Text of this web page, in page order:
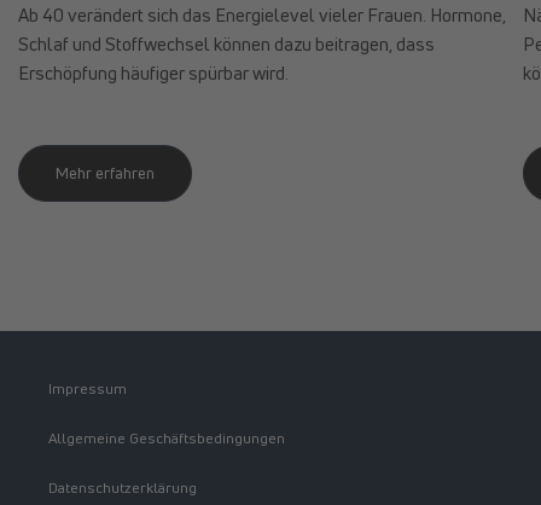
Ab 40 verändert sich das Energielevel vieler Frauen. Hormone,
Schlaf und Stoffwechsel können dazu beitragen, dass
Erschöpfung häufiger spürbar wird.
Mehr erfahren
Impressum
Allgemeine Geschäftsbedingungen
Datenschutzerklärung